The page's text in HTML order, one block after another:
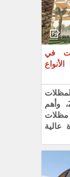
في
الأنواع
الخارجية في الرياض لعام 2026، وأهم
عالية